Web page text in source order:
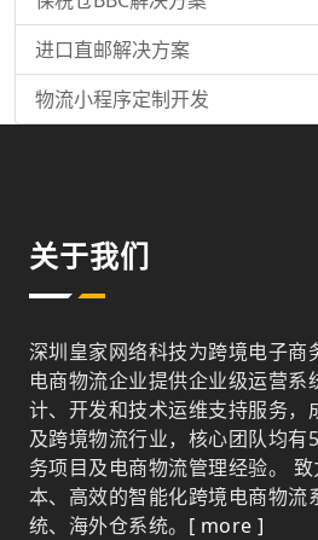
进口直邮解决方案
物流小程序定制开发
关于我们
深圳皇家网络科技为跨境电子商
电商物流企业提供企业级运营系
计、开发和技术运维支持服务，
及跨境物流行业，核心团队均有
务项目及电商物流管理经验。
本、高效的智能化跨境电商物流
统、海外仓系统。 [ more ]